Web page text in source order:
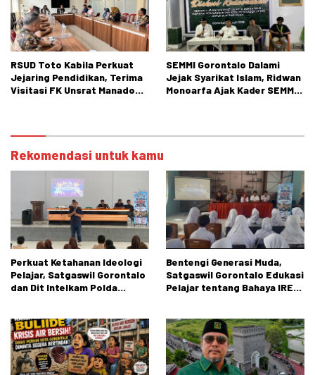
RSUD Toto Kabila Perkuat
Jejaring Pendidikan, Terima
Visitasi FK Unsrat Manado
SEMMI Gorontalo Dalami
Jejak Syarikat Islam, Ridwan
Monoarfa Ajak Kader SEMMI
Rekomendasi untuk kamu
Perkuat Ketahanan Ideologi
Pelajar, Satgaswil Gorontalo
dan Dit Intelkam Polda
Negeri 1 Kabila
Bentengi Generasi Muda,
Satgaswil Gorontalo Edukasi
Pelajar tentang Bahaya IRET,